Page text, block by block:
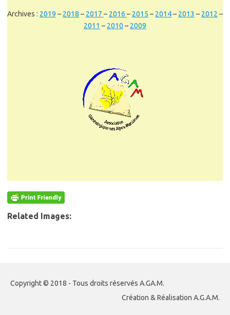
Archives : 2019 – 2018 – 2017 – 2016 – 2015 – 2014– 2013 – 2012 –
2011 – 2010 – 2009
Related Images:
Copyright © 2018 - Tous droits réservés A.GA.M.
Création & Réalisation A.G.A.M.